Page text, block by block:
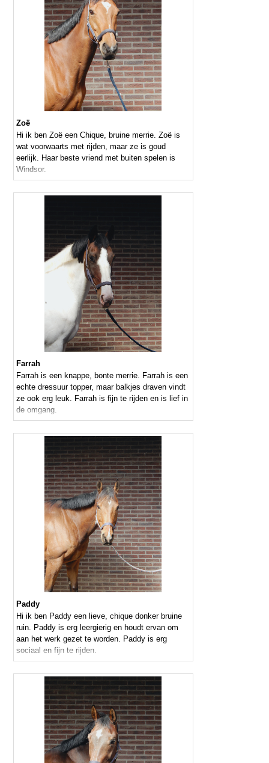
Zoë
Hi ik ben Zoë een Chique, bruine merrie. Zoë is
wat voorwaarts met rijden, maar ze is goud
eerlijk. Haar beste vriend met buiten spelen is
Windsor.
Farrah
Farrah is een knappe, bonte merrie. Farrah is een
echte dressuur topper, maar balkjes draven vindt
ze ook erg leuk. Farrah is fijn te rijden en is lief in
de omgang.
Paddy
Hi ik ben Paddy een lieve, chique donker bruine
ruin. Paddy is erg leergierig en houdt ervan om
aan het werk gezet te worden. Paddy is erg
sociaal en fijn te rijden.